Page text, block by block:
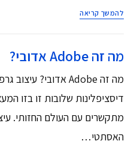
להמשך קריאה
מה זה Adobe אדובי?
דיסציפלינות שלובות זו בזו
מתקשרים עם העולם החזותי.
האסתטי…